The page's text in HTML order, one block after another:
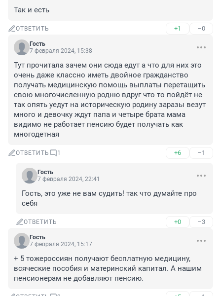
Так и есть
ОТВЕТИТЬ +1 –0
Гость
7 февраля 2024, 15:38
Тут прочитала зачем они сюда едут а что для них это
очень даже классно иметь двойное гражданство
получать медицинскую помощь выплаты перетащить
свою многочисленную родню вдруг что то пойдёт не
так опять уедут на историческую родину заразы везут
много и девочку ждут папа и четыре брата мама
видимо не работает пенсию будет получать как
многодетная
ОТВЕТИТЬ 1 +6 –1
Гость
7 февраля 2024, 22:41
Гость, это уже не вам судить! так что думайте про
себя
ОТВЕТИТЬ +0 –3
Гость
7 февраля 2024, 15:17
+ 5 тожероссиян получают бесплатную медицину,
всяческие пособия и материнский капитал. А нашим
пенсионерам не добавляют пенсию.